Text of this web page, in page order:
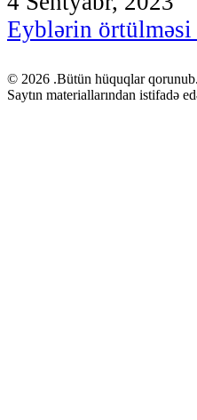
Eyblərin örtülməsi
© 2026 .Bütün hüquqlar qorunub.
Saytın materiallarından istifadə